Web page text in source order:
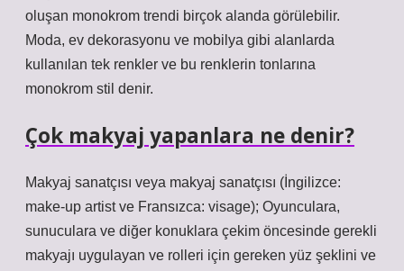
oluşan monokrom trendi birçok alanda görülebilir.
Moda, ev dekorasyonu ve mobilya gibi alanlarda
kullanılan tek renkler ve bu renklerin tonlarına
monokrom stil denir.
Çok makyaj yapanlara ne denir?
Makyaj sanatçısı veya makyaj sanatçısı (İngilizce:
make-up artist ve Fransızca: visage); Oyunculara,
sunuculara ve diğer konuklara çekim öncesinde gerekli
makyajı uygulayan ve rolleri için gereken yüz şeklini ve